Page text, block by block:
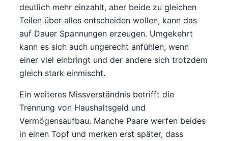
deutlich mehr einzahlt, aber beide zu gleichen
Teilen über alles entscheiden wollen, kann das
auf Dauer Spannungen erzeugen. Umgekehrt
kann es sich auch ungerecht anfühlen, wenn
einer viel einbringt und der andere sich trotzdem
gleich stark einmischt.
Ein weiteres Missverständnis betrifft die
Trennung von Haushaltsgeld und
Vermögensaufbau. Manche Paare werfen beides
in einen Topf und merken erst später, dass